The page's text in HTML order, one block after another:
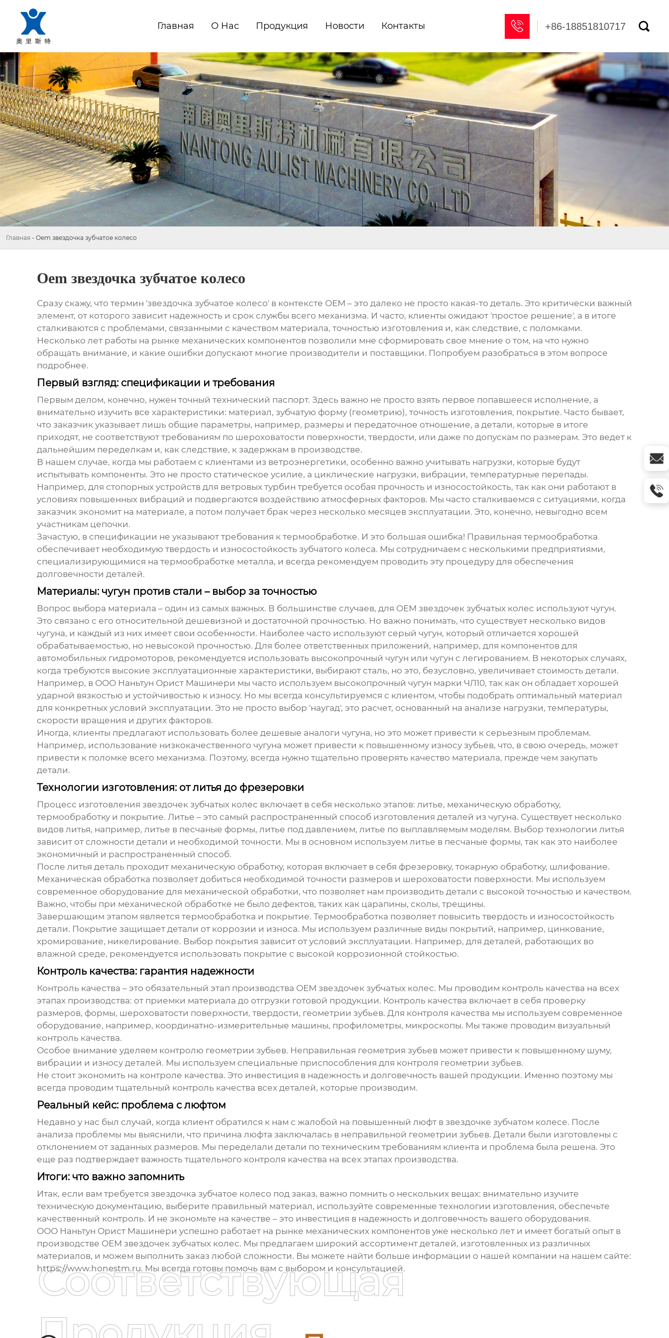
Главная О Hас Продукция Новости Контакты  +86-18851810717 
Главная - Oem звездочка зубчатое колесо
Oem звездочка зубчатое колесо
Сразу скажу, что термин 'звездочка зубчатое колесо' в контексте ОЕМ – это далеко не просто какая-то деталь. Это критически важный
элемент, от которого зависит надежность и срок службы всего механизма. И часто, клиенты ожидают 'простое решение', а в итоге
сталкиваются с проблемами, связанными с качеством материала, точностью изготовления и, как следствие, с поломками.
Несколько лет работы на рынке механических компонентовпозволили мне сформировать свое мнение о том, на что нужно
обращать внимание, и какие ошибки допускают многие производители и поставщики. Попробуем разобраться в этом вопросе
подробнее.
Первый взгляд: спецификации и требования
Первым делом, конечно, нужен точный технический паспорт. Здесь важно не просто взять первое попавшееся исполнение, а
внимательно изучить все характеристики: материал, зубчатую форму (геометрию), точность изготовления, покрытие. Часто бывает,
что заказчик указывает лишь общие параметры, например, размеры и передаточное отношение, а детали, которые в итоге
приходят, не соответствуют требованиям по шероховатости поверхности, твердости, или даже по допускам по размерам. Это ведет к
дальнейшим переделкам и, как следствие, к задержкам в производстве.
В нашем случае, когда мы работаем с клиентами из ветроэнергетики, особенно важно учитывать нагрузки, которые будут
испытывать компоненты. Это не просто статическое усилие, а циклические нагрузки, вибрации, температурные перепады.
Например, для стопорных устройств для ветровых турбин требуется особая прочность и износостойкость, так как они работают в
условиях повышенных вибраций и подвергаются воздействию атмосферных факторов. Мы часто сталкиваемся с ситуациями, когда
заказчик экономит на материале, а потом получает брак через несколько месяцев эксплуатации. Это, конечно, невыгодно всем
участникам цепочки.
Зачастую, в спецификации не указывают требования к термообработке. И это большая ошибка! Правильная термообработка
обеспечивает необходимую твердость и износостойкость зубчатого колеса. Мы сотрудничаем с несколькими предприятиями,
специализирующимися на термообработке металла, и всегда рекомендуем проводить эту процедуру для обеспечения
долговечности деталей.
Материалы: чугун против стали – выбор за точностью
Вопрос выбора материала – один из самых важных. В большинстве случаев, для ОЕМ звездочек зубчатых колес используют чугун.
Это связано с его относительной дешевизной и достаточной прочностью. Но важно понимать, что существует несколько видов
чугуна, и каждый из них имеет свои особенности. Наиболее часто используют серый чугун, который отличается хорошей
обрабатываемостью, но невысокой прочностью. Для более ответственных приложений, например, для компонентов для
автомобильных гидромоторов, рекомендуется использовать высокопрочный чугун или чугун с легированием. В некоторых случаях,
когда требуются высокие эксплуатационные характеристики, выбирают сталь, но это, безусловно, увеличивает стоимость детали.
Например, в ООО Наньтун Орист Машинери мы часто используем высокопрочный чугун марки ЧЛ10, так как он обладает хорошей
ударной вязкостью и устойчивостью к износу. Но мы всегда консультируемся с клиентом, чтобы подобрать оптимальный материал
для конкретных условий эксплуатации. Это не просто выбор 'наугад', это расчет, основанный на анализе нагрузки, температуры,
скорости вращения и других факторов.
Иногда, клиенты предлагают использовать более дешевые аналоги чугуна, но это может привести к серьезным проблемам.
Например, использование низкокачественного чугуна может привести к повышенному износу зубьев, что, в свою очередь, может
привести к поломке всего механизма. Поэтому, всегда нужно тщательно проверять качество материала, прежде чем закупать
детали.
Технологии изготовления: от литья до фрезеровки
Процесс изготовления звездочек зубчатых колес включает в себя несколько этапов: литье, механическую обработку,
термообработку и покрытие. Литье – это самый распространенный способ изготовления деталей из чугуна. Существует несколько
видов литья, например, литье в песчаные формы, литье под давлением, литье по выплавляемым моделям. Выбор технологии литья
зависит от сложности детали и необходимой точности. Мы в основном используем литье в песчаные формы, так как это наиболее
экономичный и распространенный способ.
После литья деталь проходит механическую обработку, которая включает в себя фрезеровку, токарную обработку, шлифование.
Механическая обработка позволяет добиться необходимой точности размеров и шероховатости поверхности. Мы используем
современное оборудование для механической обработки, что позволяет нам производить детали с высокой точностью и качеством.
Важно, чтобы при механической обработке не было дефектов, таких как царапины, сколы, трещины.
Завершающим этапом является термообработка и покрытие. Термообработка позволяет повысить твердость и износостойкость
детали. Покрытие защищает детали от коррозии и износа. Мы используем различные виды покрытий, например, цинкование,
хромирование, никелирование. Выбор покрытия зависит от условий эксплуатации. Например, для деталей, работающих во
влажной среде, рекомендуется использовать покрытие с высокой коррозионной стойкостью.
Контроль качества: гарантия надежности
Контроль качества – это обязательный этап производства ОЕМ звездочек зубчатых колес. Мы проводим контроль качества на всех
этапах производства: от приемки материала до отгрузки готовой продукции. Контроль качества включает в себя проверку
размеров, формы, шероховатости поверхности, твердости, геометрии зубьев. Для контроля качества мы используем современное
оборудование, например, координатно-измерительные машины, профилометры, микроскопы. Мы также проводим визуальный
контроль качества.
Особое внимание уделяем контролю геометрии зубьев. Неправильная геометрия зубьев может привести к повышенному шуму,
вибрации и износу деталей. Мы используем специальные приспособления для контроля геометрии зубьев.
Не стоит экономить на контроле качества. Это инвестиция в надежность и долговечность вашей продукции. Именно поэтому мы
всегда проводим тщательный контроль качества всех деталей, которые производим.
Реальный кейс: проблема с люфтом
Недавно у нас был случай, когда клиент обратился к нам с жалобой на повышенный люфт в звездочке зубчатом колесе. После
анализа проблемы мы выяснили, что причина люфта заключалась в неправильной геометрии зубьев. Детали были изготовлены с
отклонением от заданных размеров. Мы переделали детали по техническим требованиям клиента и проблема была решена. Это
еще раз подтверждает важность тщательного контроля качества на всех этапах производства.
Итоги: что важно запомнить
Итак, если вам требуется звездочка зубчатое колесо под заказ, важно помнить о нескольких вещах: внимательно изучите
техническую документацию, выберите правильный материал, используйте современные технологии изготовления, обеспечьте
качественный контроль. И не экономьте на качестве – это инвестиция в надежность и долговечность вашего оборудования.
ООО Наньтун Орист Машинери успешно работает на рынке механических компонентовуже несколько лет и имеет богатый опыт в
производстве ОЕМ звездочек зубчатых колес. Мы предлагаем широкий ассортимент деталей, изготовленных из различных
материалов, и можем выполнить заказ любой сложности. Вы можете найти больше информации о нашей компании на нашем сайте:
https://www.honestm.ru. Мы всегда готовы помочь вам с выбором и консультацией.
Соответствующая